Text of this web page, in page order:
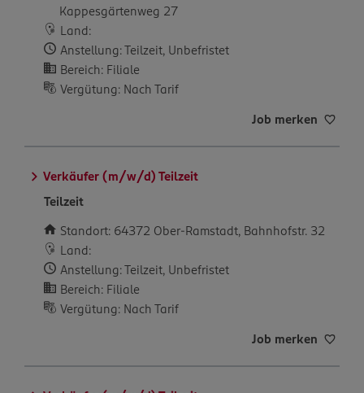
Kappesgärtenweg 27
Land:
Anstellung: Teilzeit, Unbefristet
Bereich: Filiale
Vergütung: Nach Tarif
Job merken
Verkäufer (m/w/d) Teilzeit
Teilzeit
Standort: 64372 Ober-Ramstadt, Bahnhofstr. 32
Land:
Anstellung: Teilzeit, Unbefristet
Bereich: Filiale
Vergütung: Nach Tarif
Job merken